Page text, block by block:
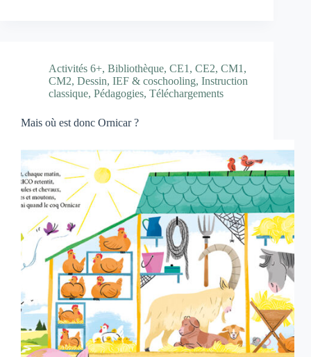
Activités 6+, Bibliothèque, CE1 , CE2, CM1 ,
CM2, Dessin, IEF & coschooling, Instruction
classique, Pédagogies, Téléchargements
Mais où est donc Ornicar ?